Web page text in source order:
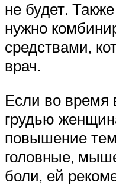
не будет.
нужно
средствами,
врач.
Если во время
грудью
повышение
головные,
боли, ей